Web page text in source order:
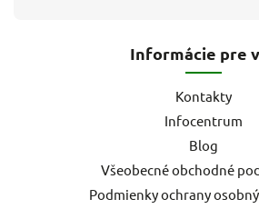
Informácie pre
Kontakty
Infocentrum
Blog
Všeobecné obchodné
Podmienky ochrany